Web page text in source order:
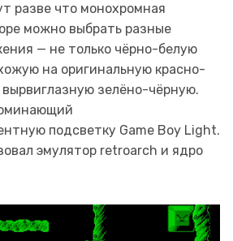
разве что монохромная
можно выбрать разные
— не только чёрно-белую
на оригинальную красно-
зелёно-чёрную.
подсветку Game Boy Light.
эмулятор retroarch и ядро